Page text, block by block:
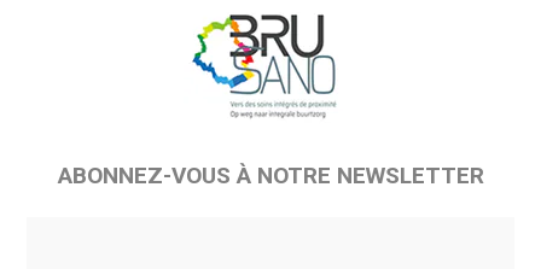
ABONNEZ-VOUS À NOTRE NEWSLETTER